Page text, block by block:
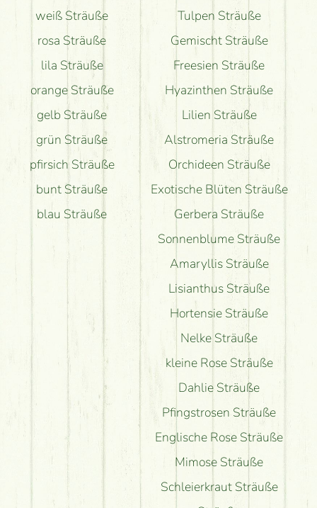
weiß Sträuße
rosa Sträuße
lila Sträuße
orange Sträuße
gelb Sträuße
grün Sträuße
pfirsich Sträuße
bunt Sträuße
blau Sträuße
Tulpen Sträuße
Gemischt Sträuße
Freesien Sträuße
Hyazinthen Sträuße
Lilien Sträuße
Alstromeria Sträuße
Orchideen Sträuße
Exotische Blüten Sträuße
Gerbera Sträuße
Sonnenblume Sträuße
Amaryllis Sträuße
Lisianthus Sträuße
Hortensie Sträuße
Nelke Sträuße
kleine Rose Sträuße
Dahlie Sträuße
Pfingstrosen Sträuße
Englische Rose Sträuße
Mimose Sträuße
Schleierkraut Sträuße